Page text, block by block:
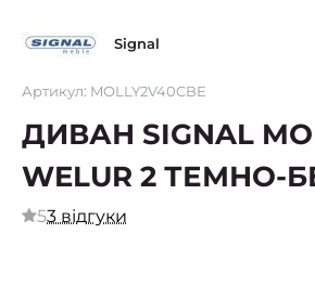
Signal
Артикул: MOLLY2V40CBE
ДИВАН SIGNAL
WELUR 2 ТЕМНО-
53 відгуки